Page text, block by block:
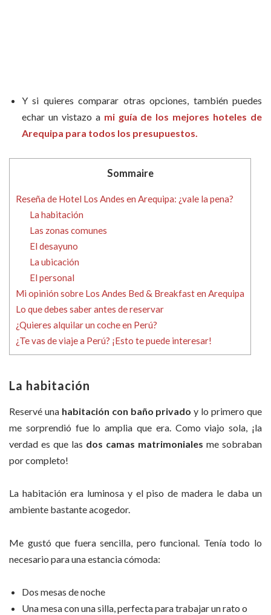
Y si quieres comparar otras opciones, también puedes
echar un vistazo a mi guía de los mejores hoteles de
Arequipa para todos los presupuestos.
Sommaire
Reseña de Hotel Los Andes en Arequipa: ¿vale la pena?
La habitación
Las zonas comunes
El desayuno
La ubicación
El personal
Mi opinión sobre Los Andes Bed & Breakfast en Arequipa
Lo que debes saber antes de reservar
¿Quieres alquilar un coche en Perú?
¿Te vas de viaje a Perú? ¡Esto te puede interesar!
La habitación
Reservé una habitación con baño privado y lo primero que
me sorprendió fue lo amplia que era. Como viajo sola, ¡la
verdad es que las dos camas matrimoniales me sobraban
por completo!
La habitación era luminosa y el piso de madera le daba un
ambiente bastante acogedor.
Me gustó que fuera sencilla, pero funcional. Tenía todo lo
necesario para una estancia cómoda:
Dos mesas de noche
Una mesa con una silla, perfecta para trabajar un rato o